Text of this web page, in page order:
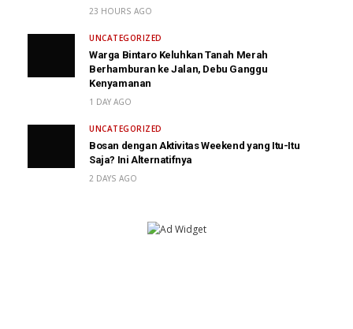
23 HOURS AGO
UNCATEGORIZED
Warga Bintaro Keluhkan Tanah Merah
Berhamburan ke Jalan, Debu Ganggu
Kenyamanan
1 DAY AGO
UNCATEGORIZED
Bosan dengan Aktivitas Weekend yang Itu-Itu
Saja? Ini Alternatifnya
2 DAYS AGO